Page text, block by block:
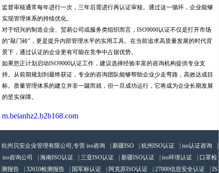
监督审核通常每年进行一次，三年后需进行再认证审核。通过这一循环，企业能够
实现管理体系的持续优化。
对于绍兴的制造企业、贸易公司或服务类组织而言，ISO9000认证不仅是打开市场
的“敲门砖”，更是提升内部管理水平的实用工具。在当前追求高质量发展的时代背
景下，通过认证的企业更有可能在竞争中占据优势。
如果您正计划启动ISO9000认证工作，建议选择经验丰富的咨询机构提供专业支
持。从前期规划到最终获证，专业的咨询团队能够帮助企业少走弯路，高效达成目
标。质量管理体系的建立并非一蹴而就，但一旦成功运行，它将成为企业长期发展
的坚实保障。
m.beianhz2.b2b168.com
杭州贝安企业管理有限公司,专营 iso咨询 | 新疆ISO | 杭州ISO认证 | iso认证咨询
|
iso咨询公司
| 海南ISO认证 | 三亚ISO认证 | 新疆ISO认证 | iso环境认证 | 口罩检
测报告
| 32610检测报告 | 国军标认证 | 阿克苏ISO认证 | 27000信息安全认证 | IS